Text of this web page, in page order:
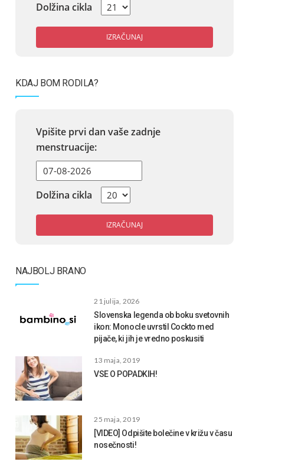
Dolžina cikla
IZRAČUNAJ
KDAJ BOM RODILA?
Vpišite prvi dan vaše zadnje
menstruacije:
Dolžina cikla
IZRAČUNAJ
NAJBOLJ BRANO
21 julija, 2026
Slovenska legenda ob boku svetovnih
ikon: Monocle uvrstil Cockto med
pijače, ki jih je vredno poskusiti
13 maja, 2019
VSE O POPADKIH!
25 maja, 2019
[VIDEO] Odpišite bolečine v križu v času
nosečnosti!